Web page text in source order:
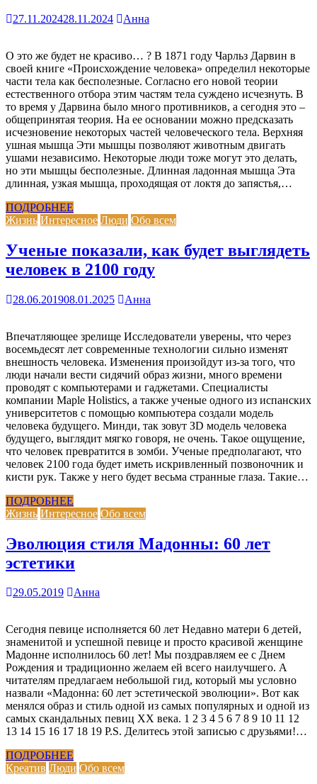
27.11.202428.11.2024 Анна
О это же будет не красиво… ? В 1871 году Чарльз Дарвин в
своей книге «Происхождение человека» определил некоторые
части тела как бесполезные. Согласно его новой теории
естественного отбора этим частям тела суждено исчезнуть. В
то время у Дарвина было много противников, а сегодня это –
общепринятая теория. На ее основании можно предсказать
исчезновение некоторых частей человеческого тела. Верхняя
ушная мышца Эти мышцы позволяют животным двигать
ушами независимо. Некоторые люди тоже могут это делать,
но эти мышцы бесполезные. Длинная ладонная мышца Эта
длинная, узкая мышца, проходящая от локтя до запястья,…
ПОДРОБНЕЕ
Жизнь Интересное Люди Обо всем
Ученые показали, как будет выглядеть
человек в 2100 году
28.06.201908.01.2025 Анна
Впечатляющее зрелище Исследователи уверены, что через
восемьдесят лет современные технологии сильно изменят
внешность человека. Изменения произойдут из-за того, что
люди начали вести сидячий образ жизни, много времени
проводят с компьютерами и гаджетами. Специалисты
компании Maple Holistics, а также ученые одного из испанских
университетов с помощью компьютера создали модель
человека будущего. Минди, так зовут ЗD модель человека
будущего, выглядит мягко говоря, не очень. Такое ощущение,
что человек превратится в зомби. Ученые предполагают, что
человек 2100 года будет иметь искривленный позвоночник и
кисти рук. Также у него будет весьма странные глаза. Такие…
ПОДРОБНЕЕ
Жизнь Интересное Обо всем
Эволюция стиля Мадонны: 60 лет
эстетики
29.05.2019 Анна
Сегодня певице исполняется 60 лет Недавно матери 6 детей,
знаменитой и успешной певице и просто красивой женщине
Мадонне исполнилось 60 лет! Мы поздравляем ее с Днем
Рождения и традиционно желаем ей всего наилучшего. А
читателям предлагаем небольшой гид, который мы условно
назвали «Мадонна: 60 лет эстетической эволюции». Вот как
менялся образ и стиль одной из самых популярных и одной из
самых скандальных певиц XX века. 1 2 3 4 5 6 7 8 9 10 11 12
13 14 15 16 17 18 19 P.S. Делитесь этой записью с друзьями!…
ПОДРОБНЕЕ
Креатив Люди Обо всем